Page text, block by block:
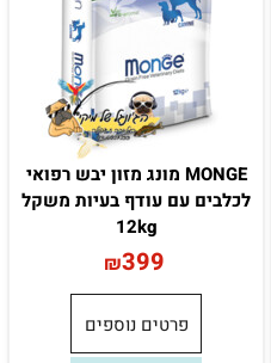
MONGE מונג מזון יבש רפואי
לכלבים עם עודף בעיות משקל
12kg
₪399
פרטים נוספים